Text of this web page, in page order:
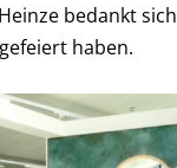
bedankt
haben.